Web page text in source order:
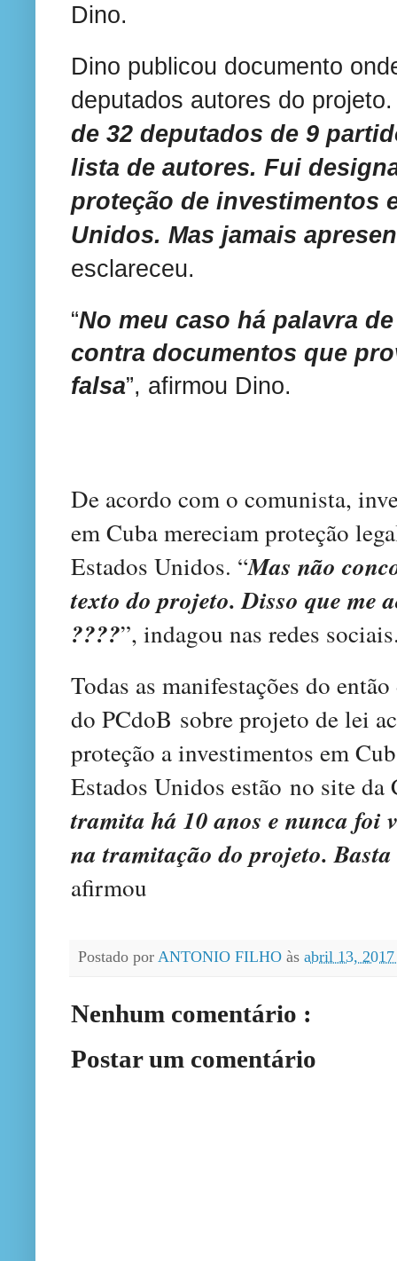
Dino.
Dino publicou documento
deputados autores do projeto.
de 32 deputados de 9
lista de autores. Fui
proteção de investimentos
Unidos. Mas jamais
esclareceu.
“No meu caso há palavra
contra documentos que
falsa”, afirmou Dino.
De acordo com o comunista,
em Cuba mereciam proteção
Estados Unidos. “Mas não
texto do projeto. Disso que me
????”, indagou nas redes
Todas as manifestações do
do PCdoB sobre projeto de lei
proteção a investimentos em
Estados Unidos estão no site da
tramita há 10 anos e nunca foi
na tramitação do projeto.
afirmou
Postado por ANTONIO FILHO às abril 13,
Nenhum comentário :
Postar um comentário